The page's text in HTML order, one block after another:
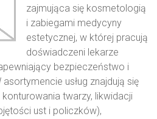
zajmująca się kosmetologią
i zabiegami medycyny
estetycznej, w której pracują
doświadczeni lekarze
bezpieczeństwo i
usług znajdują się
twarzy, likwidacji
ust i policzków),